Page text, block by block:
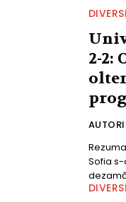
2-2:
Sofia